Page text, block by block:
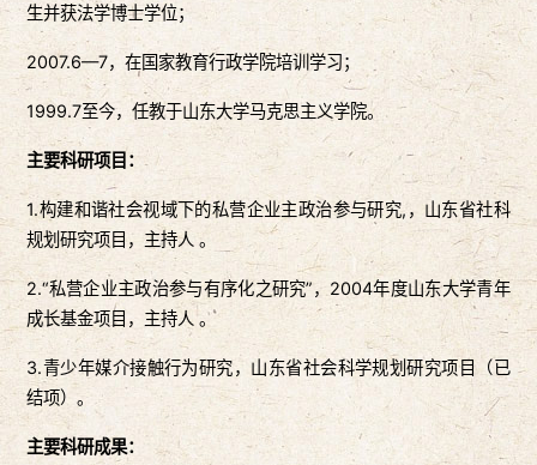
生并获法学博士学位；
2007.6—7，在国家教育行政学院培训学习；
1999.7至今，任教于山东大学马克思主义学院。
主要科研项目：
1.构建和谐社会视域下的私营企业主政治参与研究,，山东省社科
规划研究项目，主持人 。
2.“私营企业主政治参与有序化之研究”，2004年度山东大学青年
成长基金项目，主持人 。
3.青少年媒介接触行为研究，山东省社会科学规划研究项目（已
结项）。
主要科研成果：